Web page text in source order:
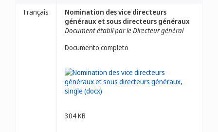
Français
Nomination des vice directeurs
généraux et sous directeurs généraux
Document établi par le Directeur général
Documento completo
304 KB